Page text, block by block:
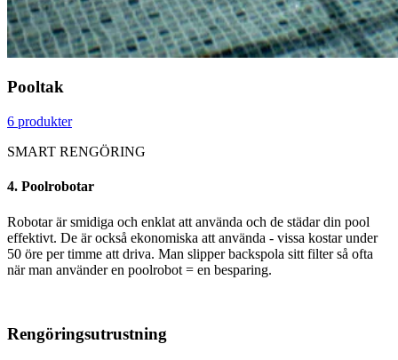
Pooltak
6 produkter
SMART RENGÖRING
4. Poolrobotar
Robotar är smidiga och enklat att använda och de städar din pool
effektivt. De är också ekonomiska att använda - vissa kostar under
50 öre per timme att driva. Man slipper backspola sitt filter så ofta
när man använder en poolrobot = en besparing.
Rengöringsutrustning